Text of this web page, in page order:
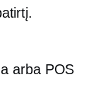
arba POS